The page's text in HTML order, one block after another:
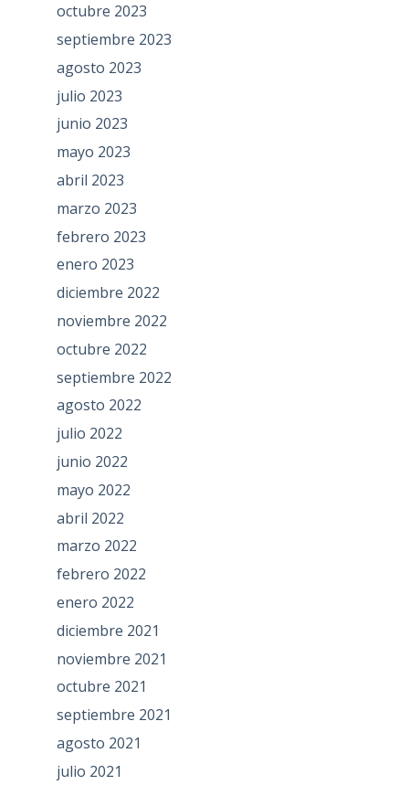
octubre 2023
septiembre 2023
agosto 2023
julio 2023
junio 2023
mayo 2023
abril 2023
marzo 2023
febrero 2023
enero 2023
diciembre 2022
noviembre 2022
octubre 2022
septiembre 2022
agosto 2022
julio 2022
junio 2022
mayo 2022
abril 2022
marzo 2022
febrero 2022
enero 2022
diciembre 2021
noviembre 2021
octubre 2021
septiembre 2021
agosto 2021
julio 2021